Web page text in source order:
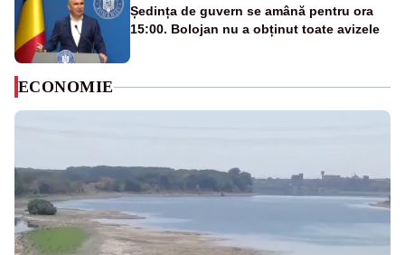
Ședința de guvern se amână pentru ora
15:00. Bolojan nu a obținut toate avizele
ECONOMIE